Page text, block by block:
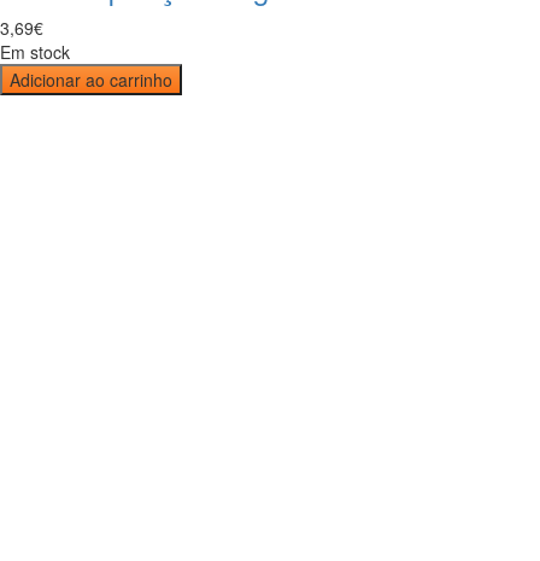
3,69€
Em stock
Adicionar ao carrinho